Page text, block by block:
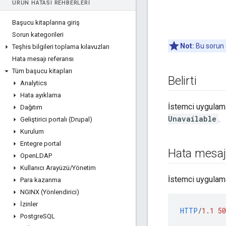
ÜRÜN HATASI REHBERLERI
Başucu kitaplarına giriş
Sorun kategorileri
Teşhis bilgileri toplama kılavuzları
Hata mesajı referansı
Tüm başucu kitapları
Analytics
Hata ayıklama
Dağıtım
Geliştirici portalı (Drupal)
Kurulum
Entegre portal
OpenLDAP
Kullanıcı Arayüzü/Yönetim
Para kazanma
NGINX (Yönlendirici)
İzinler
PostgreSQL
Not: Bu
Belirti
İstemci
Unavailable .
Hata
İstemci
HTTP/1.1